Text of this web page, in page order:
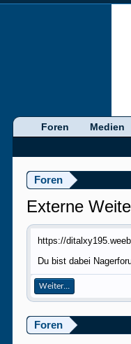
Foren
Externe
https://
Du bist dabei
Weiter...
Foren
Foren Medien